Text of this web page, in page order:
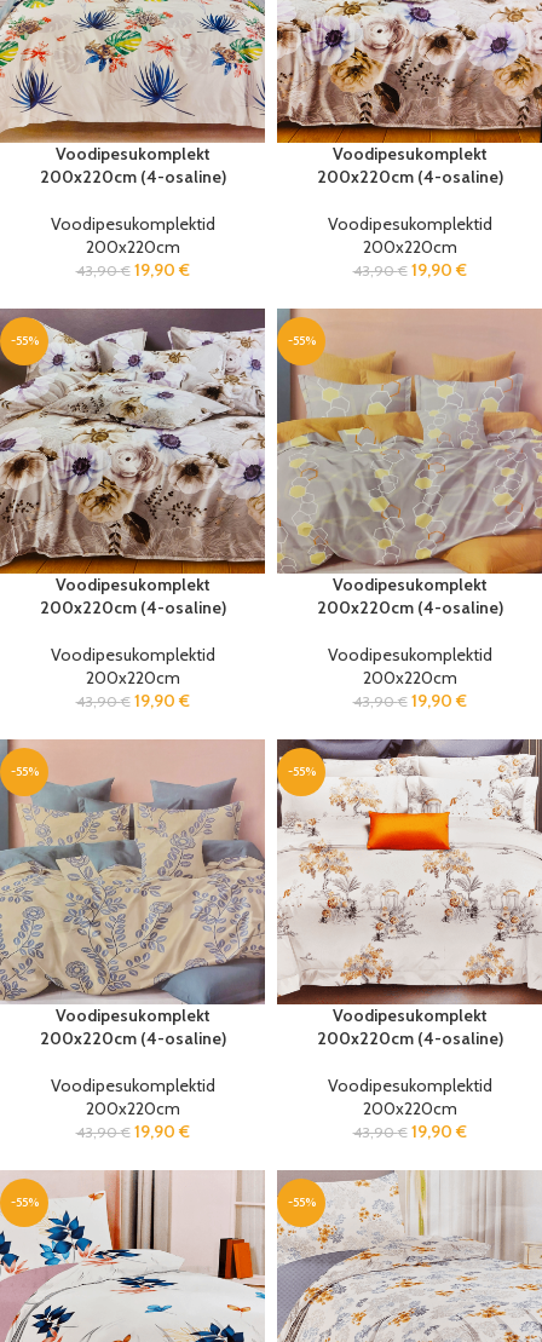
Voodipesukomplekt
200x220cm (4-osaline)
Voodipesukomplektid
200x220cm
43,90€ 19,90 €
Voodipesukomplekt
200x220cm (4-osaline)
Voodipesukomplektid
200x220cm
43,90€ 19,90 €
-55%
Voodipesukomplekt
200x220cm (4-osaline)
Voodipesukomplektid
200x220cm
43,90€ 19,90 €
-55%
Voodipesukomplekt
200x220cm (4-osaline)
Voodipesukomplektid
200x220cm
43,90€ 19,90 €
-55%
Voodipesukomplekt
200x220cm (4-osaline)
Voodipesukomplektid
200x220cm
43,90€ 19,90 €
-55%
Voodipesukomplekt
200x220cm (4-osaline)
Voodipesukomplektid
200x220cm
43,90€ 19,90 €
-55% -55%